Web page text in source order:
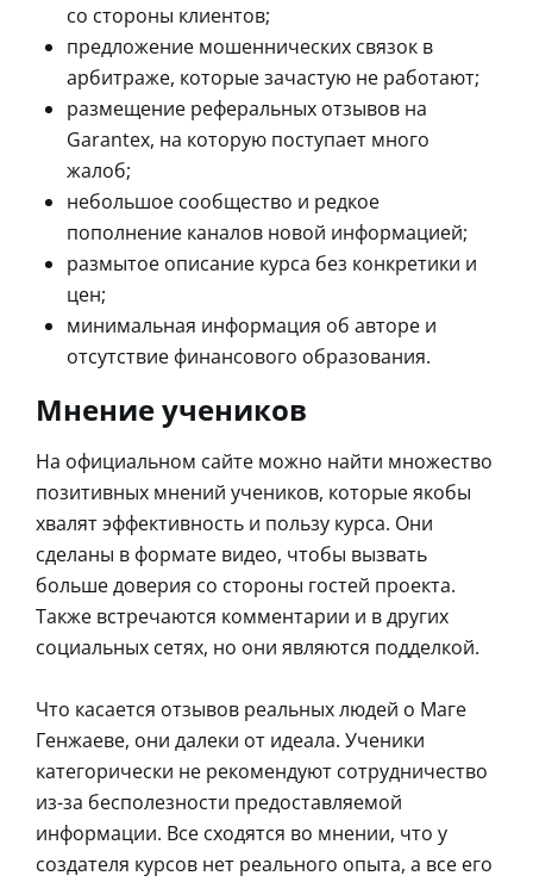
со стороны клиентов;
предложение мошеннических связок в
арбитраже, которые зачастую не работают;
размещение реферальных отзывов на
Garantex, на которую поступает много
жалоб;
небольшое сообщество и редкое
пополнение каналов новой информацией;
размытое описание курса без конкретики и
цен;
минимальная информация об авторе и
отсутствие финансового образования.
Мнение учеников
На официальном сайте можно найти множество
позитивных мнений учеников, которые якобы
хвалят эффективность и пользу курса. Они
сделаны в формате видео, чтобы вызвать
больше доверия со стороны гостей проекта.
Также встречаются комментарии и в других
социальных сетях, но они являются подделкой.
Что касается отзывов реальных людей о Маге
Генжаеве, они далеки от идеала. Ученики
категорически не рекомендуют сотрудничество
из-за бесполезности предоставляемой
информации. Все сходятся во мнении, что у
создателя курсов нет реального опыта, а все его